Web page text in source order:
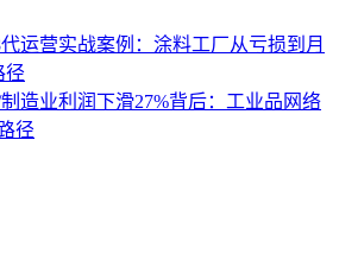
代运营实战案例：涂料工厂从亏损到月
径
造业利润下滑27%背后：工业品网络
径